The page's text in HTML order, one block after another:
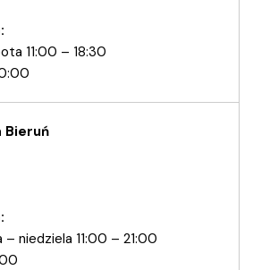
11:00 – 18:30
Bieruń
– niedziela 11:00 – 21:00